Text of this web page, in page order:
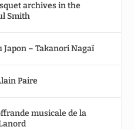
archives in the
Smith
Japon – Takanori Nagaï
Paire
musicale de la